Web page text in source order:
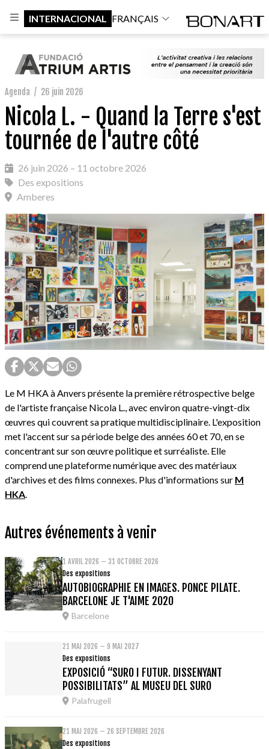
INTERNACIONAL FRANÇAIS
Agenda / 26 juin 2026
Nicola L. - Quand la Terre s'est
tournée de l'autre côté
26 juin 2026 – 11 octobre 2026
Des expositions
Amberes
Le M HKA à Anvers présente la première rétrospective belge
de l'artiste française Nicola L., avec environ quatre-vingt-dix
œuvres qui couvrent sa pratique multidisciplinaire. L'exposition
met l'accent sur sa période belge des années 60 et 70, en se
concentrant sur son œuvre politique et surréaliste. Elle
comprend une plateforme numérique avec des matériaux
d'archives et des films connexes. Plus d'informations sur M
HKA.
Autres événements à venir
1 AVRIL 2026 – 31 OCTOBRE 2026
Des expositions
AUTOBIOGRAPHIE EN IMAGES. PONCE PILATE.
BARCELONE JE T'AIME 2020
Barcelone
21 MAI 2026 – 9 MAI 2027
Des expositions
EXPOSICIÓ “SURO I FUTUR. DISSENYANT
POSSIBILITATS” AL MUSEU DEL SURO
Palafrugell
21 MAI 2026 – 26 SEPTEMBRE 2026
Des expositions